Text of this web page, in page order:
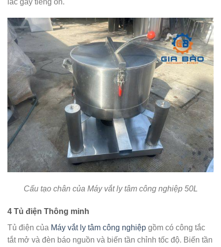
Cấu tạo chân của Máy vắt ly tâm công nghiệp 50L
4 Tủ điện Thông minh
Tủ điện của Máy vắt ly tâm công nghiệp gồm có công tắc
tắt mở và đèn báo nguồn và biến tần chỉnh tốc độ. Biến tần